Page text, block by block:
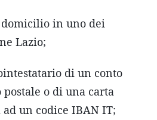
domicilio in uno dei
Lazio;
di un conto
o di una carta
un codice IBAN IT;